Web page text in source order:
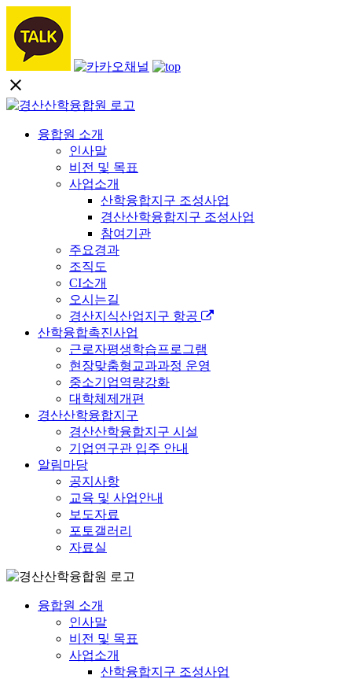
close
융합원 소개
인사말
비전 및 목표
사업소개
산학융합지구 조성사업
경산산학융합지구 조성사업
참여기관
주요경과
조직도
CI소개
오시는길
경산지식산업지구 항공
산학융합촉진사업
근로자평생학습프로그램
현장맞춤형교과과정 운영
중소기업역량강화
대학체제개편
경산산학융합지구
경산산학융합지구 시설
기업연구관 입주 안내
알림마당
공지사항
교육 및 사업안내
보도자료
포토갤러리
자료실
융합원 소개
인사말
비전 및 목표
사업소개
산학융합지구 조성사업